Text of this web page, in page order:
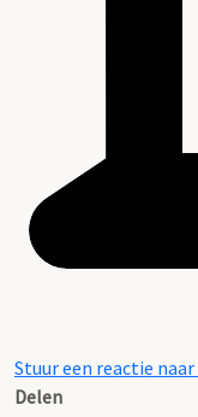
Stuur een reactie
Delen